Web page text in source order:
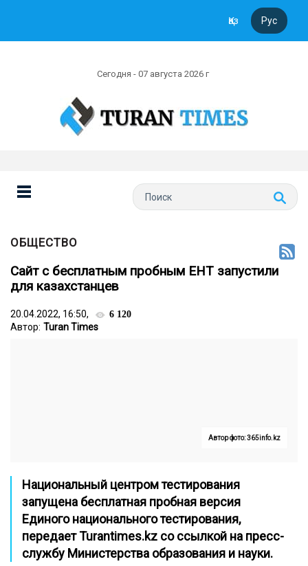
Қаз Рус
Сегодня - 07 августа 2026 г
ОБЩЕСТВО
Сайт с бесплатным пробным ЕНТ запустили
для казахстанцев
20.04.2022, 16:50, 6 120
Автор: Turan Times
Автор фото: 365info.kz
Национальный центром тестирования
запущена бесплатная пробная версия
Единого национального тестирования,
передаетTurantimes.kz со ссылкой на пресс-
службу Министерства образования и науки.